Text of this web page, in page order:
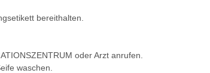
bereithalten.
oder Arzt anrufen.
waschen.